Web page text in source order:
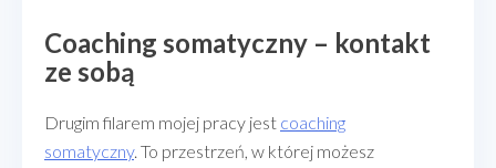
Coaching somatyczny – kontakt
ze sobą
Drugim filarem mojej pracy jest coaching
somatyczny. To przestrzeń, w której możesz